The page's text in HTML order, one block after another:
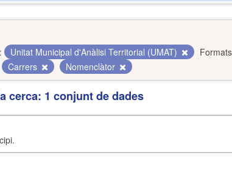
Unitat Municipal d'Anàlisi Territorial (UMAT)
Carrers Nomenclàtor
cerca: 1 conjunt de dades